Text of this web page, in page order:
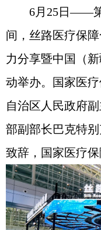
6月25日——第
间，丝路医疗保
力分享暨中国（
动举办。国家医
自治区人民政府
部副部长巴克特
致辞，国家医疗保